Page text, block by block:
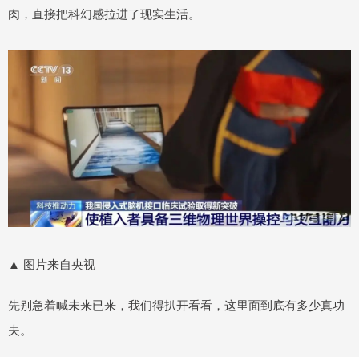
肉，直接把科幻感拉进了现实生活。
▲ 图片来自央视
先别急着喊未来已来，我们得扒开看看，这里面到底有多少真功
夫。